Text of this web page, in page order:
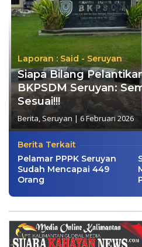
Laporan : Said - Seruyan
Siapa Bilang
BKPSDM Seruyan:
Sesuai!!!
Berita, Seruyan | 6 Februari 2026
Berita Terkait
Pelamar PPPK Seruyan
Sudah Mencapai 449
Orang